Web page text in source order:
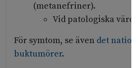
(metanefriner).
Vid patologiska
För symtom, se även det
buktumörer.